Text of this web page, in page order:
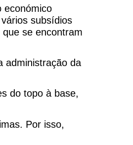
económico
subsídios
se encontram
administração da
do topo à base,
Por isso,